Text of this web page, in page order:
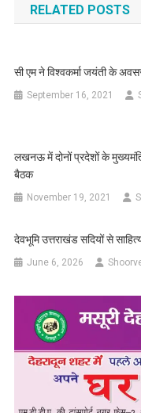
RELATED POSTS
सी एम ने विश्वकर्मा जयंती के
September 16, 2021
लखनऊ में दोनों प्रदेशों के
बैठक
November 19, 2021
देवभूमि उत्तराखंड सदियों से
June 6, 2026